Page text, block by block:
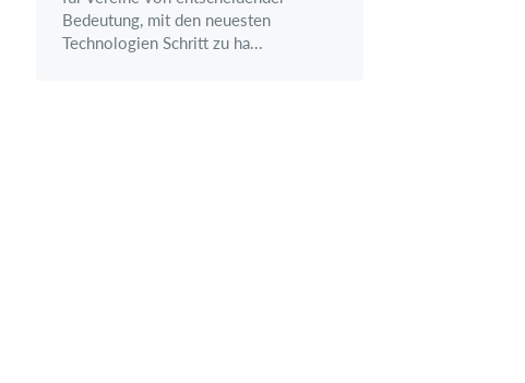
Bedeutung, mit den neuesten
Technologien Schritt zu ha...